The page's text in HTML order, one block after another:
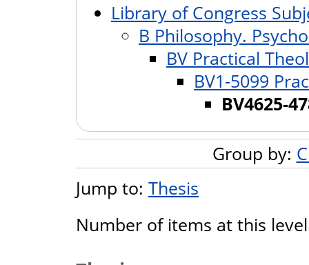
Library of Congress
B Philosophy.
BV Practical
BV1-5099
BV4625-
Group by:
Jump to: Thesis
Number of items at this